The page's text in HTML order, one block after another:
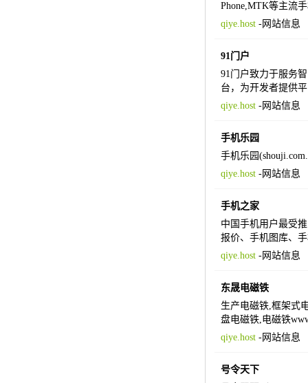
Phone,MTK等主流
qiye.host-网站信息
91门户
91门户致力于服务
台，为开发者提供
qiye.host-网站信息
手机乐园
手机乐园
qiye.host-网站信息
手机之家
中国手机用户最受
报价、手机图库、
qiye.host-网站信息
东晟电磁铁
生产电磁铁,框架式
盘电磁铁,电磁铁
qiye.host-网站信息
号令天下